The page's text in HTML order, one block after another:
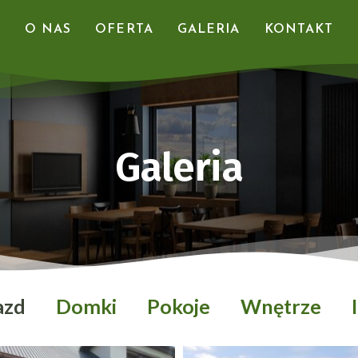
O NAS OFERTA GALERIA KONTAKT
Galeria
Domki Pokoje Wnętrze